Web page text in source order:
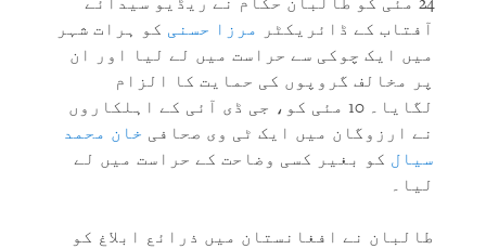
آفتاب کے ڈائریکٹر
مرزا حسنی کو ہرات شہر
میں ایک چوکی سے حراست میں لے لیا اور ان
پر مخالف گروپوں کی حمایت کا الزام
لگایا۔ 10 مئی کو، جی ڈی آئی کے اہلکاروں
نے ارزوگان میں ایک ٹی وی صحافی خان محمد
سیال کو بغیر کسی وضاحت کے حراست میں لے
لیا۔
طالبان نے افغانستان میں ذرائع ابلاغ کو